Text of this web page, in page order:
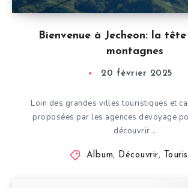
Bienvenue à Jecheon: la
montagnes
20 février 2025
Loin des grandes villes touristiques et
proposées par les agences devoyage
découvrir…
Album, Découvrir,